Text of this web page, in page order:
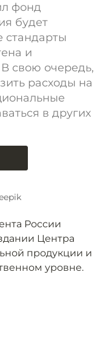
фонд
будет
стандарты
и
свою очередь,
расходы на
в других
России
Центра
продукции и
уровне.